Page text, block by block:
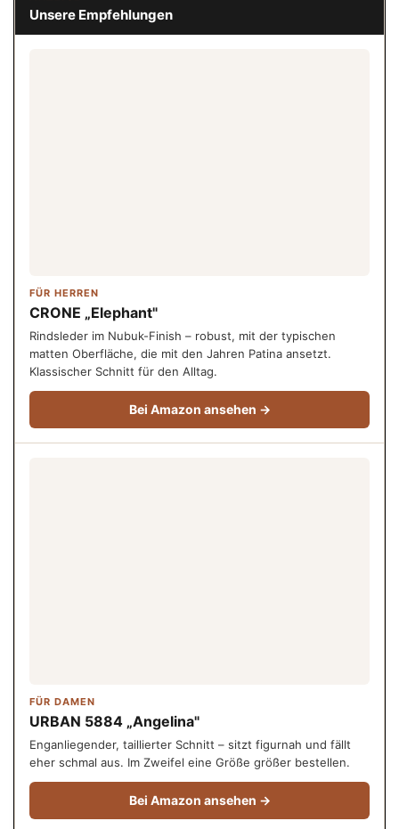
Unsere Empfehlungen
FÜR HERREN
CRONE „Elephant"
Rindsleder im Nubuk-Finish – robust, mit der typischen
matten Oberfläche, die mit den Jahren Patina ansetzt.
Klassischer Schnitt für den Alltag.
Bei Amazon ansehen →
FÜR DAMEN
URBAN 5884 „Angelina"
Enganliegender, taillierter Schnitt – sitzt figurnah und fällt
eher schmal aus. Im Zweifel eine Größe größer bestellen.
Bei Amazon ansehen →